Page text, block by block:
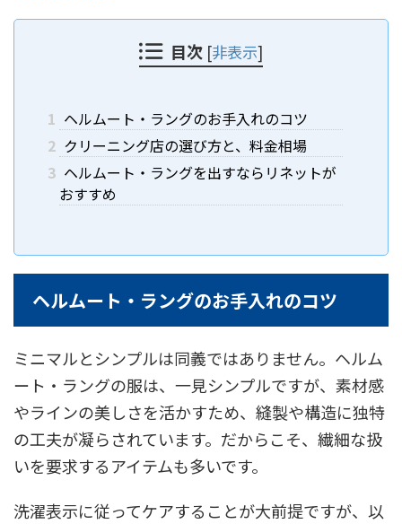
目次 [非表示]
1 ヘルムート・ラングのお手入れのコツ
2 クリーニング店の選び方と、料金相場
3 ヘルムート・ラングを出すならリネットが
おすすめ
ヘルムート・ラングのお手入れのコツ
ミニマルとシンプルは同義ではありません。ヘルム
ート・ラングの服は、一見シンプルですが、素材感
やラインの美しさを活かすため、縫製や構造に独特
の工夫が凝らされています。だからこそ、繊細な扱
いを要求するアイテムも多いです。
洗濯表示に従ってケアすることが大前提ですが、以